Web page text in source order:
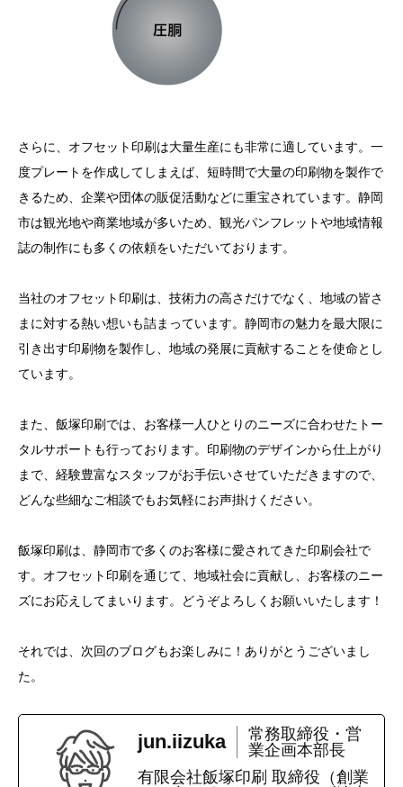
さらに、オフセット印刷は大量生産にも非常に適しています。一
度プレートを作成してしまえば、短時間で大量の印刷物を製作で
きるため、企業や団体の販促活動などに重宝されています。静岡
市は観光地や商業地域が多いため、観光パンフレットや地域情報
誌の制作にも多くの依頼をいただいております。
当社のオフセット印刷は、技術力の高さだけでなく、地域の皆さ
まに対する熱い想いも詰まっています。静岡市の魅力を最大限に
引き出す印刷物を製作し、地域の発展に貢献することを使命とし
ています。
また、飯塚印刷では、お客様一人ひとりのニーズに合わせたトー
タルサポートも行っております。印刷物のデザインから仕上がり
まで、経験豊富なスタッフがお手伝いさせていただきますので、
どんな些細なご相談でもお気軽にお声掛けください。
飯塚印刷は、静岡市で多くのお客様に愛されてきた印刷会社で
す。オフセット印刷を通じて、地域社会に貢献し、お客様のニー
ズにお応えしてまいります。どうぞよろしくお願いいたします！
それでは、次回のブログもお楽しみに！ありがとうございまし
た。
jun.iizuka
常務取締役・営
業企画本部長
有限会社飯塚印刷 取締役（創業